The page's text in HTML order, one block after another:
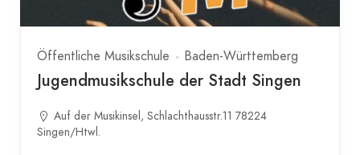
Öffentliche Musikschule Baden-Württemberg
Jugendmusikschule der Stadt Singen
Auf der Musikinsel, Schlachthausstr.11 78224
Singen/Htwl.